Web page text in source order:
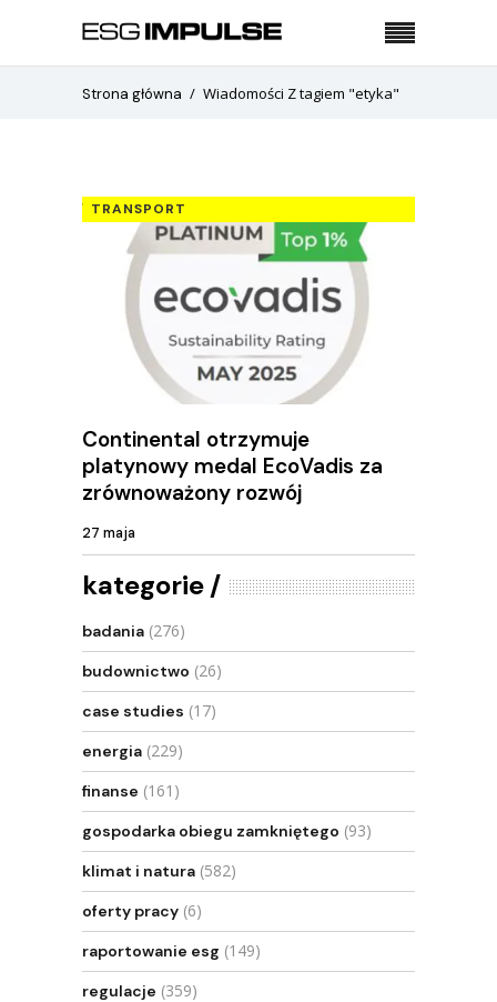
Strona główna Wiadomości Z tagiem "etyka"
TRANSPORT
Continental otrzymuje
platynowy medal EcoVadis za
zrównoważony rozwój
27 maja
kategorie
badania (276)
budownictwo (26)
case studies (17)
energia (229)
finanse (161)
gospodarka obiegu zamkniętego (93)
klimat i natura (582)
oferty pracy (6)
raportowanie esg (149)
regulacje (359)